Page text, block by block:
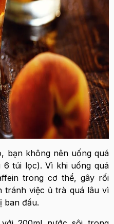
bạn không nên uống quá
túi lọc). Vì khi uống quá
trong cơ thể, gây rối
tránh việc ủ trà quá lâu vì
ban đầu.